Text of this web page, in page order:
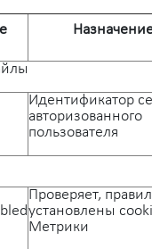
Идентификатор
авторизованного
пользователя
Проверяет,
установлены
Метрики